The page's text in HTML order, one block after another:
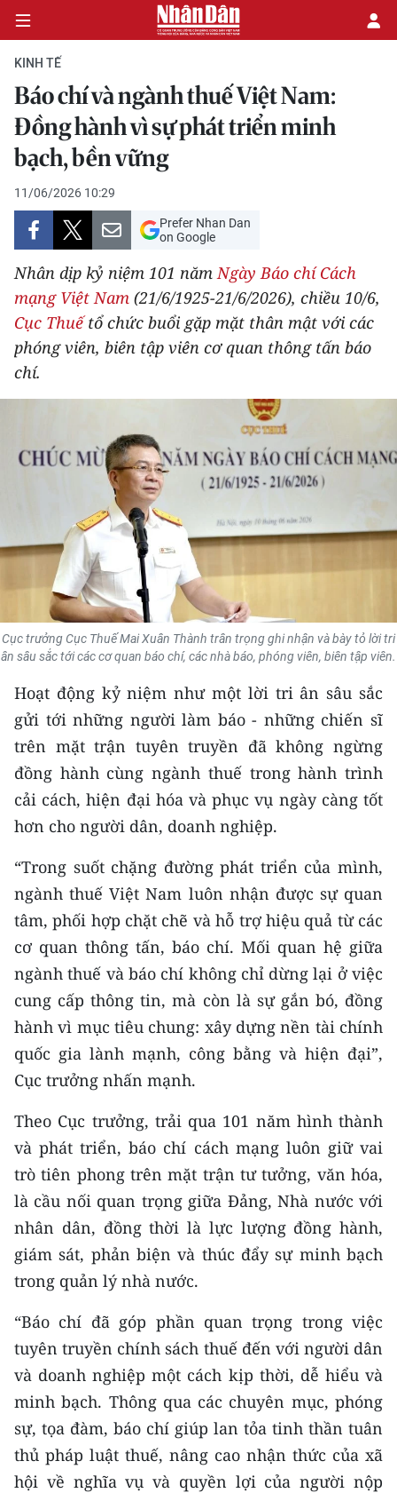
CHÍNH TRỊ
KINH TẾ
VĂN HÓA
XÃ HỘI
PHÁP LUẬT
DU LỊCH
THẾ GIỚI
GIÁO DỤC
KHOA HỌC - CÔNG NGHỆ
MÔI TRƯỜNG
BẠN ĐỌC
TRI THỨC CHUYÊN SÂU
54 DÂN TỘC VIỆT NAM
CHƯƠNG TRÌNH OCOP - MỖI XÃ
MỘT SẢN PHẨM
RADIO
MEDIA CENTER
E-Magazine
Video
Media Chính trị
Media Kinh tế
Media Văn hóa
Media Xã hội
Media Pháp luật
Media Du lịch
Media Thế giới
Media Thể thao
Media Giáo dục
Media Y tế
Media Khoa học - Công nghệ
Media Môi trường
KINH TẾ
Báo chí và ngành thuế Việt Nam:
Đồng hành vì sự phát triển minh
bạch, bền vững
11/06/2026 10:29
Prefer Nhan Dan
on Google
Nhân dịp kỷ niệm 101 nămNgày Báo chí Cách
mạng Việt Nam (21/6/1925-21/6/2026), chiều 10/6,
Cục Thuếtổ chức buổi gặp mặt thân mật với các
phóng viên, biên tập viên cơ quan thông tấn báo
chí.
Cục trưởng Cục Thuế Mai Xuân Thành trân trọng ghi nhận và bày tỏ lời tri
ân sâu sắc tới các cơ quan báo chí, các nhà báo, phóng viên, biên tập viên.
Hoạt động kỷ niệm như một lời tri ân sâu sắc
gửi tới những người làm báo - những chiến sĩ
trên mặt trận tuyên truyền đã không ngừng
đồng hành cùng ngành thuế trong hành trình
cải cách, hiện đại hóa và phục vụ ngày càng tốt
hơn cho người dân, doanh nghiệp.
“Trong suốt chặng đường phát triển của mình,
ngành thuế Việt Nam luôn nhận được sự quan
tâm, phối hợp chặt chẽ và hỗ trợ hiệu quả từ các
cơ quan thông tấn, báo chí. Mối quan hệ giữa
ngành thuế và báo chí không chỉ dừng lại ở việc
cung cấp thông tin, mà còn là sự gắn bó, đồng
hành vì mục tiêu chung: xây dựng nền tài chính
quốc gia lành mạnh, công bằng và hiện đại”,
Cục trưởng nhấn mạnh.
Theo Cục trưởng, trải qua 101 năm hình thành
và phát triển, báo chí cách mạng luôn giữ vai
trò tiên phong trên mặt trận tư tưởng, văn hóa,
là cầu nối quan trọng giữa Đảng, Nhà nước với
nhân dân, đồng thời là lực lượng đồng hành,
giám sát, phản biện và thúc đẩy sự minh bạch
trong quản lý nhà nước.
“Báo chí đã góp phần quan trọng trong việc
tuyên truyền chính sách thuế đến với người dân
và doanh nghiệp một cách kịp thời, dễ hiểu và
minh bạch. Thông qua các chuyên mục, phóng
sự, tọa đàm, báo chí giúp lan tỏa tinh thần tuân
thủ pháp luật thuế, nâng cao nhận thức của xã
hội về nghĩa vụ và quyền lợi của người nộp